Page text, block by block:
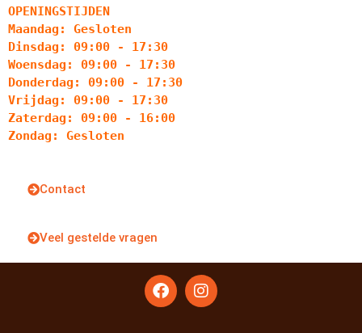
OPENINGSTIJDEN
Maandag: Gesloten
Dinsdag: 09:00 - 17:30
Woensdag: 09:00 - 17:30
Donderdag: 09:00 - 17:30
Vrijdag: 09:00 - 17:30
Zaterdag: 09:00 - 16:00
Zondag: Gesloten
Contact
Veel gestelde vragen